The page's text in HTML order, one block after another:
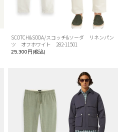
SCOTCH&SODA/スコッチ&ソーダ リネンパン
ツ オフホワイト 282-11501
25,300円(税込)